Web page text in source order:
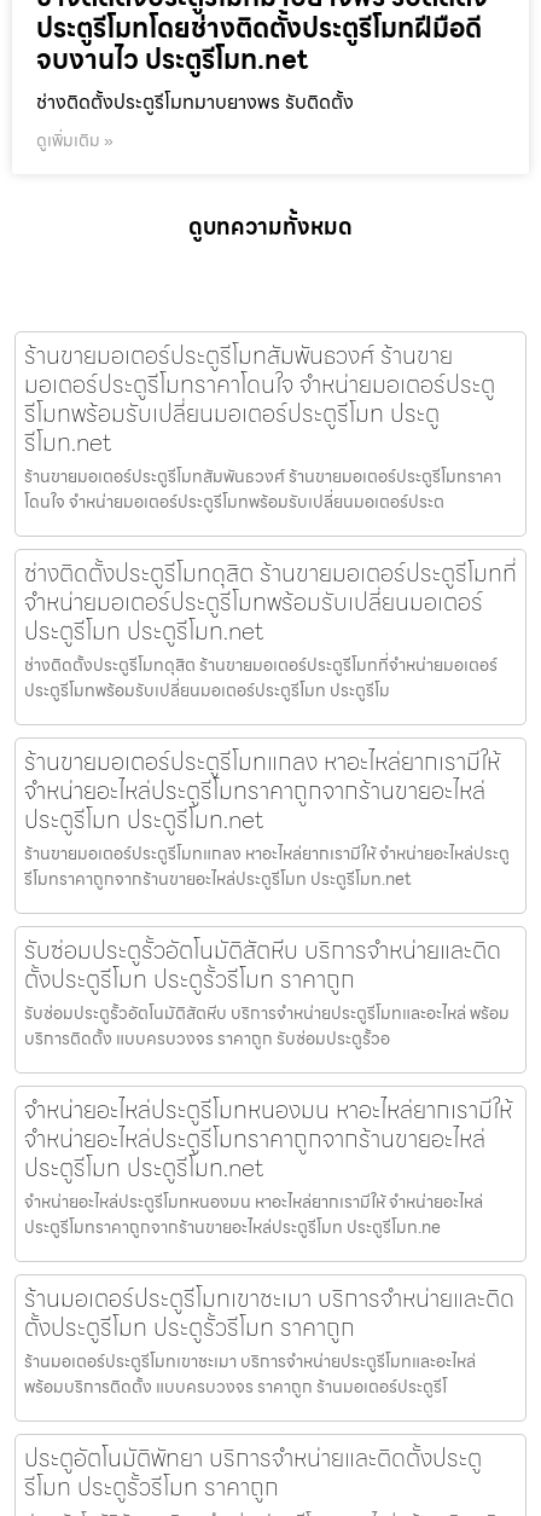
ประตูรีโมทโดยช่างติดตั้งประตูรีโมทฝีมือดี
จบงานไว ประตูรีโมท.net
ช่างติดตั้งประตูรีโมทมาบยางพร รับติดตั้ง
ดูเพิ่มเติม »
ดูบทความทั้งหมด
ร้านขายมอเตอร์ประตูรีโมทสัมพันธวงศ์ ร้านขาย
มอเตอร์ประตูรีโมทราคาโดนใจ จำหน่ายมอเตอร์ประตู
รีโมทพร้อมรับเปลี่ยนมอเตอร์ประตูรีโมท ประตู
รีโมท.net
ร้านขายมอเตอร์ประตูรีโมทสัมพันธวงศ์ ร้านขายมอเตอร์ประตูรีโมทราคา
โดนใจ จำหน่ายมอเตอร์ประตูรีโมทพร้อมรับเปลี่ยนมอเตอร์ประต
ช่างติดตั้งประตูรีโมทดุสิต ร้านขายมอเตอร์ประตูรีโมทที่
จำหน่ายมอเตอร์ประตูรีโมทพร้อมรับเปลี่ยนมอเตอร์
ประตูรีโมท ประตูรีโมท.net
ช่างติดตั้งประตูรีโมทดุสิต ร้านขายมอเตอร์ประตูรีโมทที่จำหน่ายมอเตอร์
ประตูรีโมทพร้อมรับเปลี่ยนมอเตอร์ประตูรีโมท ประตูรีโม
ร้านขายมอเตอร์ประตูรีโมทแกลง หาอะไหล่ยากเรามีให้
จำหน่ายอะไหล่ประตูรีโมทราคาถูกจากร้านขายอะไหล่
ประตูรีโมท ประตูรีโมท.net
ร้านขายมอเตอร์ประตูรีโมทแกลง หาอะไหล่ยากเรามีให้ จำหน่ายอะไหล่ประตู
รีโมทราคาถูกจากร้านขายอะไหล่ประตูรีโมท ประตูรีโมท.net
รับซ่อมประตูรั้วอัตโนมัติสัตหีบ บริการจำหน่ายและติด
ตั้งประตูรีโมท ประตูรั้วรีโมท ราคาถูก
รับซ่อมประตูรั้วอัตโนมัติสัตหีบ บริการจำหน่ายประตูรีโมทและอะไหล่ พร้อม
บริการติดตั้ง แบบครบวงจร ราคาถูก รับซ่อมประตูรั้วอ
จำหน่ายอะไหล่ประตูรีโมทหนองมน หาอะไหล่ยากเรามีให้
จำหน่ายอะไหล่ประตูรีโมทราคาถูกจากร้านขายอะไหล่
ประตูรีโมท ประตูรีโมท.net
จำหน่ายอะไหล่ประตูรีโมทหนองมน หาอะไหล่ยากเรามีให้ จำหน่ายอะไหล่
ประตูรีโมทราคาถูกจากร้านขายอะไหล่ประตูรีโมท ประตูรีโมท.ne
ร้านมอเตอร์ประตูรีโมทเขาชะเมา บริการจำหน่ายและติด
ตั้งประตูรีโมท ประตูรั้วรีโมท ราคาถูก
ร้านมอเตอร์ประตูรีโมทเขาชะเมา บริการจำหน่ายประตูรีโมทและอะไหล่
พร้อมบริการติดตั้ง แบบครบวงจร ราคาถูก ร้านมอเตอร์ประตูรีโ
ประตูอัตโนมัติพัทยา บริการจำหน่ายและติดตั้งประตู
รีโมท ประตูรั้วรีโมท ราคาถูก